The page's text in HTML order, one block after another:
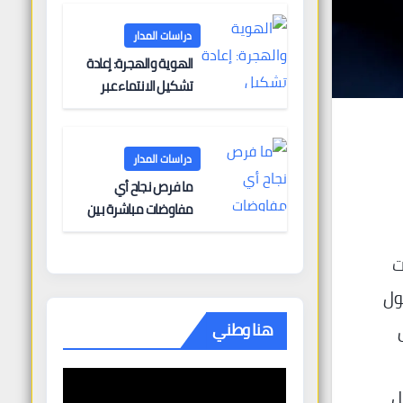
دراسات المدار
الهوية والهجرة: إعادة
تشكيل الانتماء عبر
دراسات المدار
ما فرص نجاح أي
مفاوضات مباشرة بين
هنا وطني